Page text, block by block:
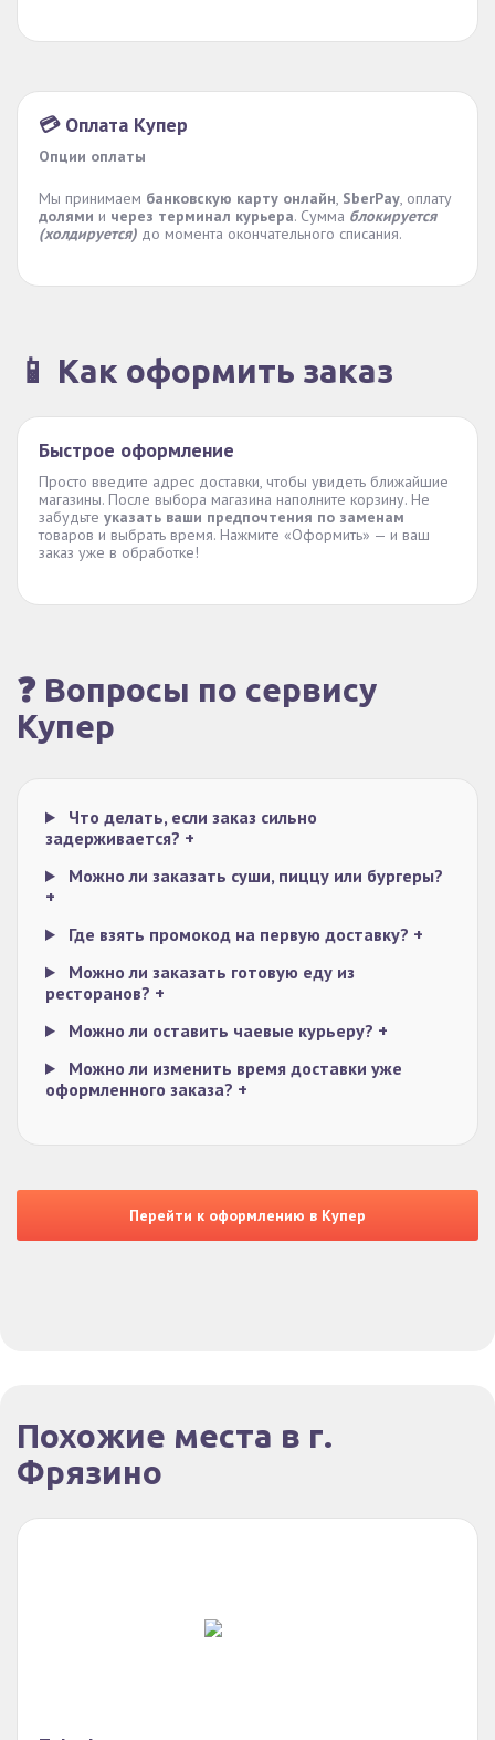
💳 Оплата Купер
Опции оплаты
Мы принимаем банковскую карту онлайн, SberPay, оплату
долями и через терминал курьера. Сумма блокируется
(холдируется) до момента окончательного списания.
📱 Как оформить заказ
Быстрое оформление
Просто введите адрес доставки, чтобы увидеть ближайшие
магазины. После выбора магазина наполните корзину. Не
забудьте указать ваши предпочтения по заменам
товаров и выбрать время. Нажмите «Оформить» — и ваш
заказ уже в обработке!
❓ Вопросы по сервису
Купер
Что делать, если заказ сильно
задерживается? +
Можно ли заказать суши, пиццу или бургеры?
+
Где взять промокод на первую доставку? +
Можно ли заказать готовую еду из
ресторанов? +
Можно ли оставить чаевые курьеру? +
Можно ли изменить время доставки уже
оформленного заказа? +
Перейти к оформлению в Купер
Похожие места в г.
Фрязино